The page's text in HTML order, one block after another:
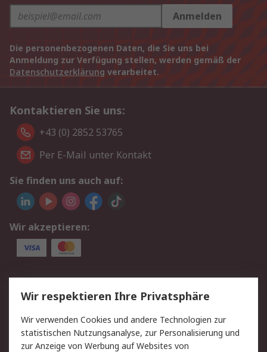
Anmelden
Die personenbezogenen Daten, die Sie uns bei
Anmeldung zur Verfügung stellen, werden gemäß der
Datenschutzerklärung verarbeitet.
Kontaktieren Sie uns:
+43 (0) 2852 53765
Per E-Mail unter Kontakt
Sie finden uns auch auf:
Wir akzeptieren:
Service
Value Added Services
Lieferlösungen
Rücksendung/Entsorgung Kontakt
Hilfe
Wir respektieren Ihre Privatsphäre
Wir verwenden Cookies und andere Technologien zur
statistischen Nutzungsanalyse, zur Personalisierung und
zur Anzeige von Werbung auf Websites von